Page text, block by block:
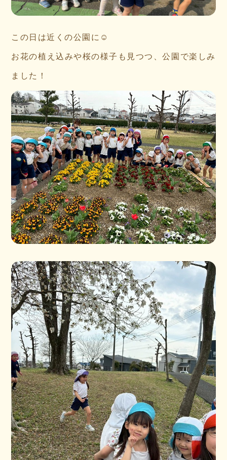
この日は近くの公園に☺
お花の植え込みや桜の様子も見つつ、公園で楽しみ
ました！